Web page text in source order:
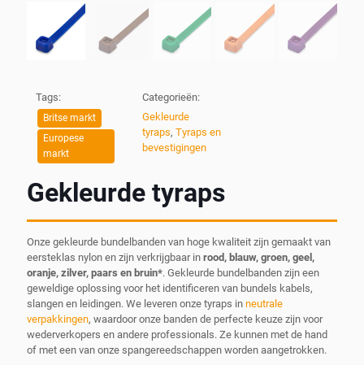
Tags:
Britse markt
Europese
markt
Categorieën:
Gekleurde
tyraps, Tyraps en
bevestigingen
Gekleurde tyraps
Onze gekleurde bundelbanden van hoge kwaliteit zijn gemaakt van
eersteklas nylon en zijn verkrijgbaar in rood, blauw, groen, geel,
oranje, zilver, paars en bruin*. Gekleurde bundelbanden zijn een
geweldige oplossing voor het identificeren van bundels kabels,
slangen en leidingen. We leveren onze tyraps in neutrale
verpakkingen, waardoor onze banden de perfecte keuze zijn voor
wederverkopers en andere professionals. Ze kunnen met de hand
of met een van onze spangereedschappen worden aangetrokken.